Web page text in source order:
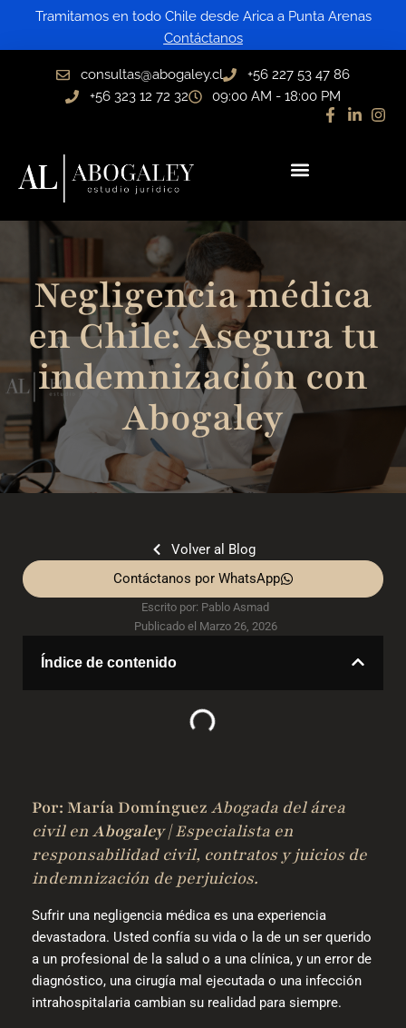
contenido
Tramitamos en todo Chile desde Arica a Punta Arenas
Contáctanos
consultas@abogaley.cl
+56 227 53 47 86
+56 323 12 72 32
09:00 AM - 18:00 PM
Negligencia médica
en Chile: Asegura tu
indemnización con
Abogaley
Volver al Blog
Contáctanos por WhatsApp
Escrito por: Pablo Asmad
Publicado el Marzo 26, 2026
Índice de contenido
Por: María Domínguez Abogada del área
civil en Abogaley| Especialista en
responsabilidad civil, contratos y juicios de
indemnización de perjuicios.
Sufrir una negligencia médica es una experiencia
devastadora. Usted confía su vida o la de un ser querido
a un profesional de la salud o a una clínica, y un error de
diagnóstico, una cirugía mal ejecutada o una infección
intrahospitalaria cambian su realidad para siempre.